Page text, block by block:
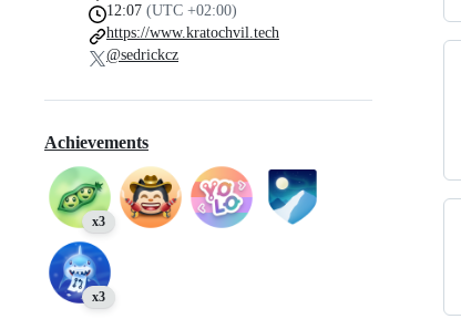
12:07 (UTC +02:00)
https://www.kratochvil.tech
@sedrickcz
Achievements
x3
x3